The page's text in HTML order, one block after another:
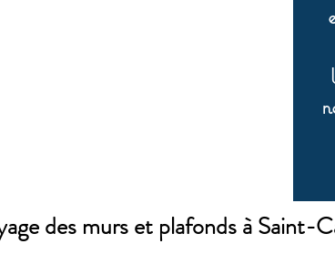
des murs et plafonds à Saint-